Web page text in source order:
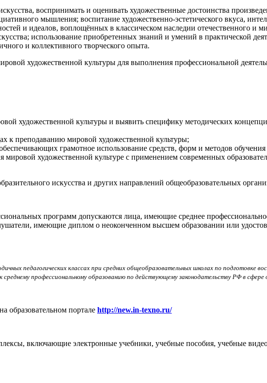
воспринимать и оценивать художественные достоинства
мышления; воспитание художественно-эстетического вкуса,
и идеалов, воплощённых в классическом наследии отечественного и
использование приобретенных знаний и умений в практической
и коллективного творческого опыта.
художественной культуры для выполнения профессиональной
художественной культуры и выявить специфику методических
к преподаванию мировой художественной культуры;
грамотное использование средств, форм и методов обучения
художественной культуре с применением современных
искусства и других направлений общеобразовательных
программ допускаются лица, имеющие среднее
имеющие диплом о неоконченном высшем образовании или
педагогических классах при средних общеобразовательных школах по подготовке
профессиональному образованию по действующему законодательству РФ в сфере
образовательном портале http://new.in-texno.ru/
включающие электронные учебники, учебные пособия, учебные